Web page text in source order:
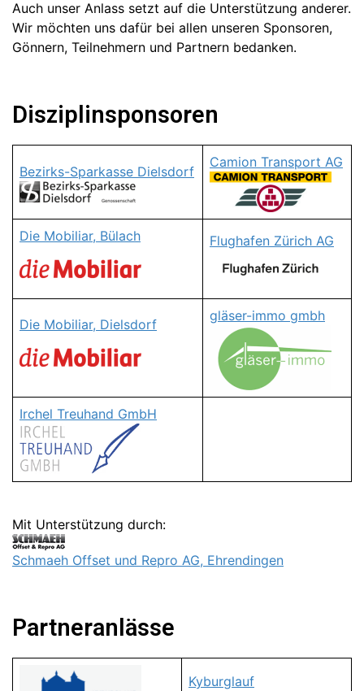
Auch unser Anlass setzt auf die Unterstützung anderer.
Wir möchten uns dafür bei allen unseren Sponsoren,
Gönnern, Teilnehmern und Partnern bedanken.
Disziplinsponsoren
Bezirks-Sparkasse Dielsdorf
Camion Transport AG
Die Mobiliar, Bülach Flughafen Zürich AG
Die Mobiliar, Dielsdorf
gläser-immo gmbh
Irchel Treuhand GmbH
Mit Unterstützung durch:
Schmaeh Offset und Repro AG, Ehrendingen
Partneranlässe
Kyburglauf